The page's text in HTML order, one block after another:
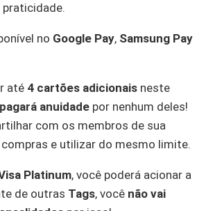
praticidade.
no Google Pay, Samsung Pay
até 4 cartões adicionais neste
anuidade por nenhum deles!
com os membros de sua
e utilizar do mesmo limite.
Platinum, você poderá acionar a
de outras Tags, você não vai